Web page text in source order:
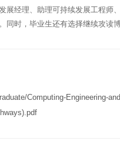
展经理、助理可持续发展工程师
时，毕业生还有选择继续攻读博
Computing-Engineering-